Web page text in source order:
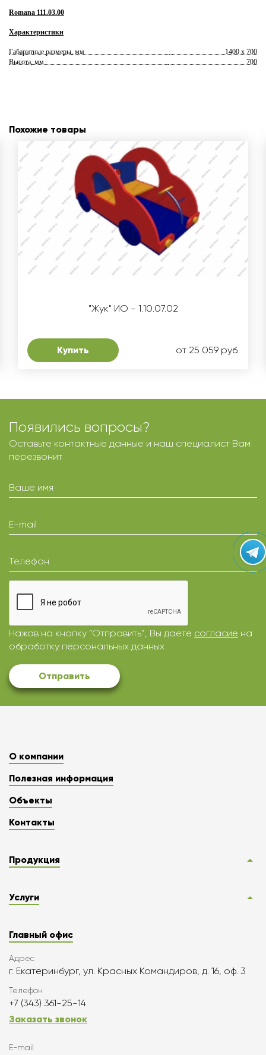
Romana 111.03.00
Характеристики
Габаритные размеры, мм
1400 х 700
Высота, мм
700
Похожие товары
"Жук" ИО - 1.10.07.02
Купить от 25 059 руб.
Появились вопросы?
Оставьте контактные данные и наш специалист Вам
перезвонит
Ваше имя
E-mail
Телефон
Нажав на кнопку “Отправить”, Вы даете согласие на
обработку персональных данных
Отправить
О компании
Полезная информация
Объекты
Контакты
Продукция
Услуги
Главный офис
Адрес
г. Екатеринбург, ул. Красных Командиров, д. 16, оф. 3
Телефон
+7 (343) 361-25-14
Заказать звонок
E-mail